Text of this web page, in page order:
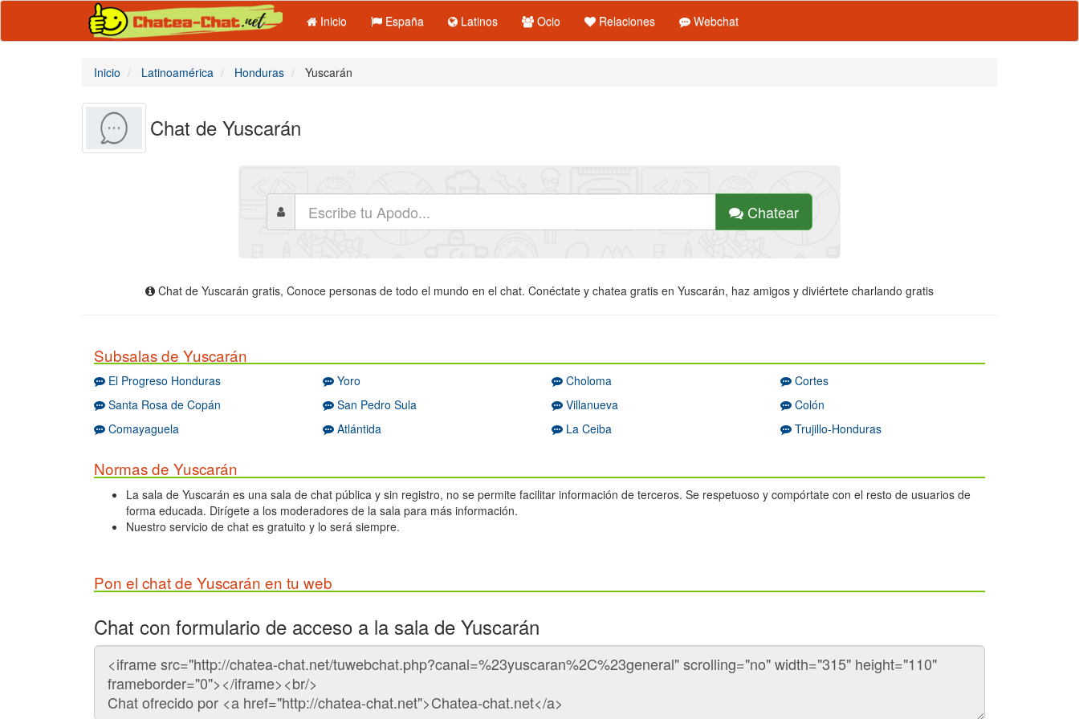
Inicio España Latinos Ocio Relaciones Webchat
Inicio Latinoamérica Honduras Yuscarán
Chat de Yuscarán
Chatear
Chat de Yuscarán gratis, Conoce personas de todo el mundo en el chat. Conéctate y chatea gratis en Yuscarán, haz amigos y diviértete charlando gratis
Subsalas de Yuscarán
El Progreso Honduras Yoro Choloma
Cortes
Santa Rosa de Copán
San Pedro Sula Villanueva
Colón
Comayaguela
Atlántida La Ceiba Trujillo-Honduras
Normas de Yuscarán
La sala de Yuscarán es una sala de chat pública y sin registro, no se permite facilitar información de terceros. Se respetuoso y compórtate con el resto de usuarios de
forma educada. Dirígete a los moderadores de la sala para más información.
Nuestro servicio de chat es gratuito y lo será siempre.
Pon el chat de Yuscarán en tu web
Chat con formulario de acceso a la sala de Yuscarán
Código
del
chat